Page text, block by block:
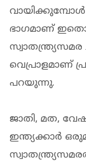
ഭാഗമാണ്
വെപ്രാളമാണ്
പറയുന്നു.
ജാതി, മത,
ഇന്ത്യക്കാർ